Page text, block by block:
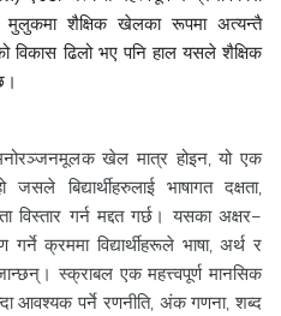
शैक्षिक खेलका रूपमा अत्यन्तै
विकास ढिलो भए पनि हाल यसले शैक्षिक
खेल मात्र होइन, यो एक
बिद्यार्थीहरुलाई भाषागत दक्षता,
विस्तार गर्न मद्दत गर्छ। यसका अक्षर–
क्रममा विद्यार्थीहरूले भाषा, अर्थ र
स्क्राबल एक महत्त्वपूर्ण मानसिक
आवश्यक पर्ने रणनीति, अंक गणना, शब्द